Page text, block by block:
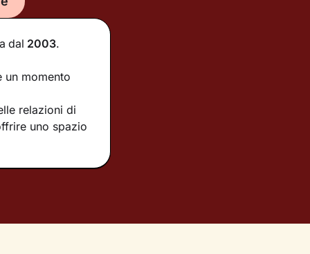
dal 2003.
un momento
relazioni di
uno spazio